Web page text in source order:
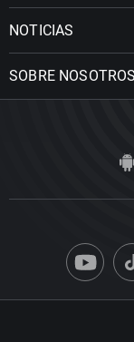
NOTICIAS
SOBRE NOSOTROS